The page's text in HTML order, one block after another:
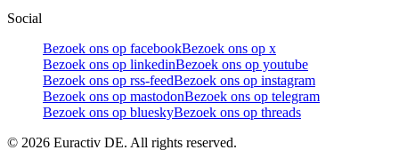
Social
Bezoek ons op facebookBezoek ons op x
Bezoek ons op linkedinBezoek ons op youtube
Bezoek ons op rss-feedBezoek ons op instagram
Bezoek ons op mastodonBezoek ons op telegram
Bezoek ons op blueskyBezoek ons op threads
© 2026 Euractiv DE. All rights reserved.